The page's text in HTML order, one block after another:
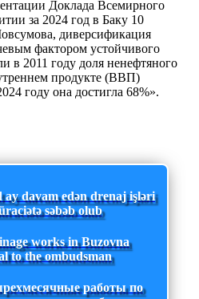
Доклада Всемирного
за 2024 год в Баку 10
диверсификация
фактором устойчивого
в 2011 году доля ненефтяного
продукте (ВВП)
году она достигла 68%».
ay davam edən drenaj işləri
səbəb olub
works in Buzovna
to the ombudsman
работы по